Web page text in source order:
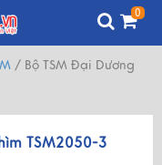
0
/ Bộ TSM Đại Dương
TSM2050-3